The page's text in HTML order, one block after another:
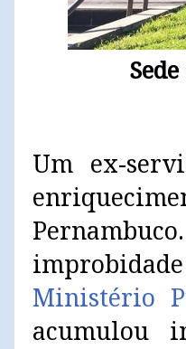
Um ex-
Ministério
acumulou